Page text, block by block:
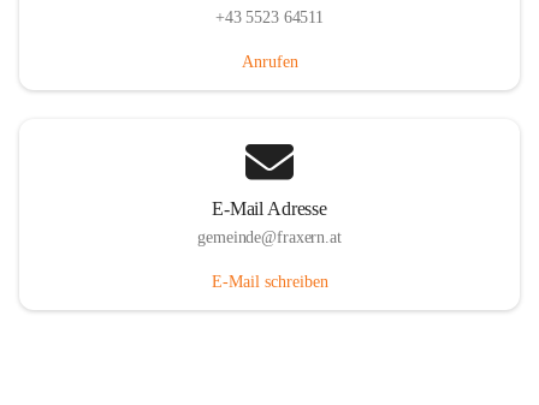
+43 5523 64511
Anrufen
E-Mail Adresse
gemeinde@fraxern.at
E-Mail schreiben